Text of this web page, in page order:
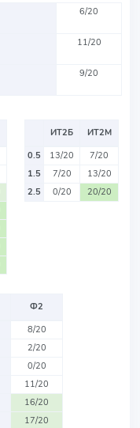
6/20
11/20
9/20
ИТ2Б
ИТ2М
0.5
13/20
7/20
1.5
7/20
13/20
2.5
0/20 20/20
Ф2
8/20
2/20
0/20
11/20
16/20
17/20